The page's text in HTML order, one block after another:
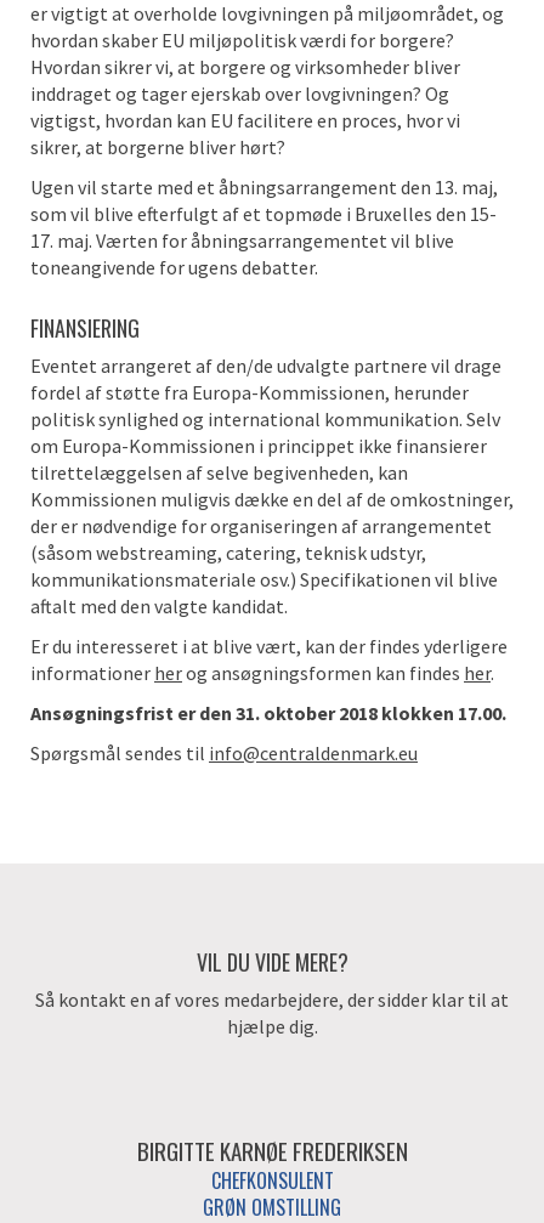
er vigtigt at overholde lovgivningen på miljøområdet, og
hvordan skaber EU miljøpolitisk værdi for borgere?
Hvordan sikrer vi, at borgere og virksomheder bliver
inddraget og tager ejerskab over lovgivningen? Og
vigtigst, hvordan kan EU facilitere en proces, hvor vi
sikrer, at borgerne bliver hørt?
Ugen vil starte med et åbningsarrangement den 13. maj,
som vil blive efterfulgt af et topmøde i Bruxelles den 15-
17. maj. Værten for åbningsarrangementet vil blive
toneangivende for ugens debatter.
FINANSIERING
Eventet arrangeret af den/de udvalgte partnere vil drage
fordel af støtte fra Europa-Kommissionen, herunder
politisk synlighed og international kommunikation. Selv
om Europa-Kommissionen i princippet ikke finansierer
tilrettelæggelsen af selve begivenheden, kan
Kommissionen muligvis dække en del af de omkostninger,
der er nødvendige for organiseringen af arrangementet
(såsom webstreaming, catering, teknisk udstyr,
kommunikationsmateriale osv.) Specifikationen vil blive
aftalt med den valgte kandidat.
Er du interesseret i at blive vært, kan der findes yderligere
informationer herog ansøgningsformen kan findes her.
Ansøgningsfrist er den 31. oktober 2018 klokken 17.00.
Spørgsmål sendes til info@centraldenmark.eu
VIL DU VIDE MERE?
Så kontakt en af vores medarbejdere, der sidder klar til at
hjælpe dig.
BIRGITTE KARNØE FREDERIKSEN
CHEFKONSULENT
GRØN OMSTILLING